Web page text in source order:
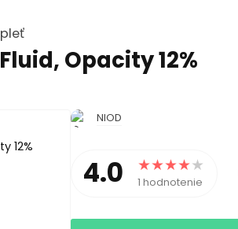
Opacity 12%
NIOD
4.0 1 hodnotenie